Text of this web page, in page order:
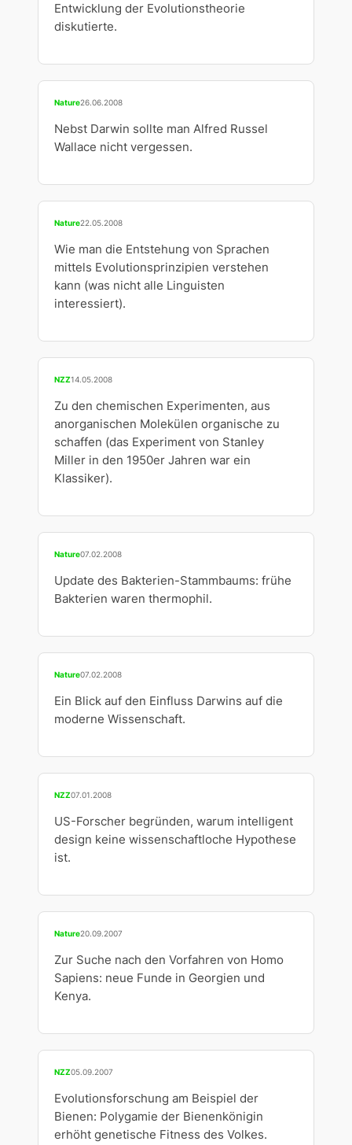
Entwicklung der Evolutionstheorie
diskutierte.
Nature26.06.2008
Nebst Darwin sollte man Alfred Russel
Wallace nicht vergessen.
Nature22.05.2008
Wie man die Entstehung von Sprachen
mittels Evolutionsprinzipien verstehen
kann (was nicht alle Linguisten
interessiert).
NZZ14.05.2008
Zu den chemischen Experimenten, aus
anorganischen Molekülen organische zu
schaffen (das Experiment von Stanley
Miller in den 1950er Jahren war ein
Klassiker).
Nature07.02.2008
Update des Bakterien-Stammbaums: frühe
Bakterien waren thermophil.
Nature07.02.2008
Ein Blick auf den Einfluss Darwins auf die
moderne Wissenschaft.
NZZ07.01.2008
US-Forscher begründen, warum intelligent
design keine wissenschaftloche Hypothese
ist.
Nature20.09.2007
Zur Suche nach den Vorfahren von Homo
Sapiens: neue Funde in Georgien und
Kenya.
NZZ05.09.2007
Evolutionsforschung am Beispiel der
Bienen: Polygamie der Bienenkönigin
erhöht genetische Fitness des Volkes.